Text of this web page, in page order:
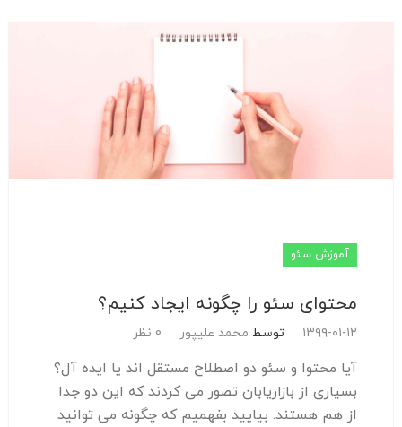
آموزش سئو
محتوای سئو را چگونه ایجاد کنیم؟
۱۳۹۹-۰۱-۱۲ توسط محمد علیپور 0 نظر
آیا محتوا و سئو دو اصطلاح مستقل اند یا ایده آل؟
بسیاری از بازاریابان تصور می کردند که این دو جدا
از هم هستند. بیایید بفهمیم که چگونه می توانید